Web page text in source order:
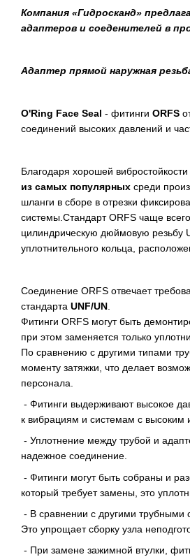
Компания «Гидросканд»
адаптеров и соеденителей в
Адаптер прямой наружная
O'Ring Face Seal - фитинги ORFS
соединений высоких давлений и
Благодаря хорошей
из самых популярных среди
шланги в сборе в отрезки
системы.Стандарт ORFS чаще
цилиндрическую дюймовую резьбу
уплотнительного кольца,
Соединение ORFS отвечает
стандарта UNF/UN
Фитинги ORFS могут быть
при этом заменяется только
По сравнению с другими типами
моменту затяжки, что делает
персонала.
- Фитинги выдерживают высокое
к вибрациям и системам с высоким
- Уплотнение между трубой и
надежное соединение.
- Фитинги могут быть собраны и
который требует замены, это
- В сравнении с другими трубными
Это упрощает сборку узла
- При замене зажимной втулки,